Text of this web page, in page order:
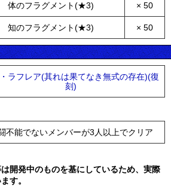
体のフラグメント(★3) × 50
知のフラグメント(★3) × 50
ラフレア(其れは果てなき無式の存在)(復
刻)
不能でないメンバーが3人以上でクリア
開発中のものを基にしているため、実際
す。